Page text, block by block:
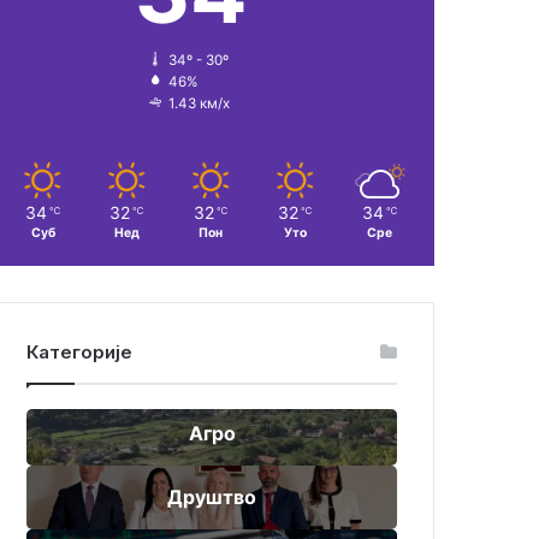
34º - 30º
46%
1.43 км/х
34 ℃
Суб
32 ℃
Нед
32 ℃
Пон
32 ℃
Уто
34 ℃
Сре
Категорије
Агро
Друштво